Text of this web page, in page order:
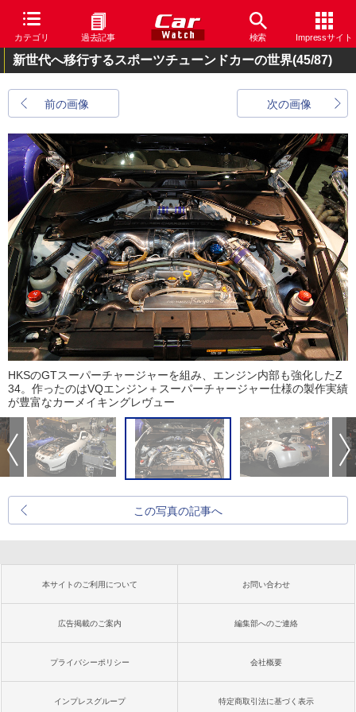
カテゴリ 過去記事 検索 Impressサイト
新世代へ移行するスポーツチューンドカーの世界(45/87)
前の画像 次の画像
HKSのGTスーパーチャージャーを組み、エンジン内部も強化したZ
34。作ったのはVQエンジン＋スーパーチャージャー仕様の製作実績
が豊富なカーメイキングレヴュー
この写真の記事へ
本サイトのご利用について お問い合わせ
広告掲載のご案内 編集部へのご連絡
プライバシーポリシー 会社概要
インプレスグループ 特定商取引法に基づく表示